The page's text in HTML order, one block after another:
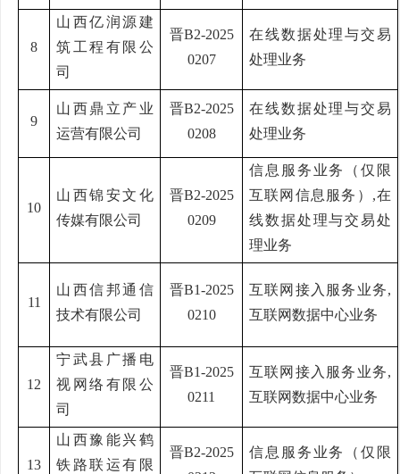
8
山西亿润源建
筑工程有限公
司
晋B2-2025
0207
在线数据处理与交易
处理业务
9
山西鼎立产业
运营有限公司
晋B2-2025
0208
在线数据处理与交易
处理业务
10
山西锦安文化
传媒有限公司
晋B2-2025
0209
信息服务业务（仅限
互联网信息服务） ,在
线数据处理与交易处
理业务
11
山西信邦通信
技术有限公司
晋B1-2025
0210
互联网接入服务业务,
互联网数据中心业务
12
宁武县广播电
视网络有限公
司
晋B1-2025
0211
互联网接入服务业务,
互联网数据中心业务
13
山西豫能兴鹤
铁路联运有限
晋B2-2025
信息服务业务（仅限